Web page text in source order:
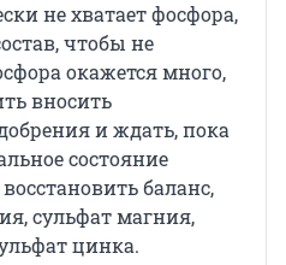
не хватает фосфора,
чтобы не
окажется много,
вносить
и ждать, пока
состояние
баланс,
сульфат магния,
цинка.